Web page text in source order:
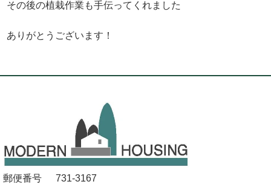
その後の植栽作業も手伝ってくれました
ありがとうございます！
郵便番号
731-3167